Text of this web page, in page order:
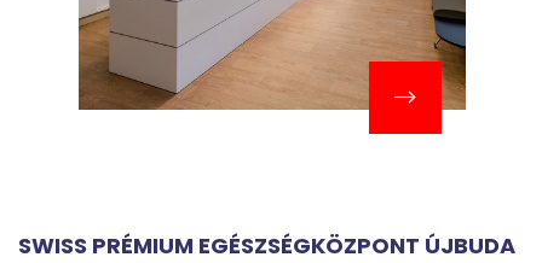
SWISS PRÉMIUM EGÉSZSÉGKÖZPONT ÚJBUDA